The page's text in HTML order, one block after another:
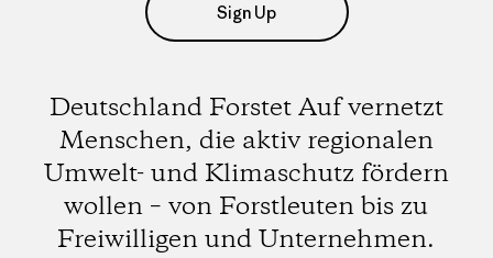
Sign Up
Deutschland Forstet Auf vernetzt
Menschen, die aktiv regionalen
Umwelt- und Klimaschutz fördern
wollen – von Forstleuten bis zu
Freiwilligen und Unternehmen.